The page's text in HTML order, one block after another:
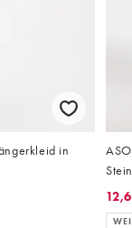
in